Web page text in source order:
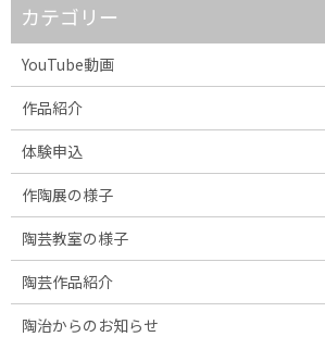
カテゴリー
YouTube動画
作品紹介
体験申込
作陶展の様子
陶芸教室の様子
陶芸作品紹介
陶治からのお知らせ